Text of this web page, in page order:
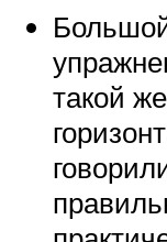
такой